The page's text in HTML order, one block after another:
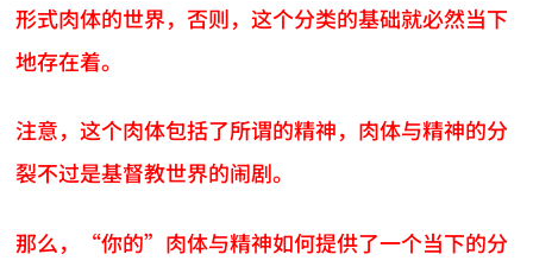
形式肉体的世界，否则，这个分类的基础就必然当下
地存在着。
注意，这个肉体包括了所谓的精神，肉体与精神的分
裂不过是基督教世界的闹剧。
那么，“你的”肉体与精神如何提供了一个当下的分